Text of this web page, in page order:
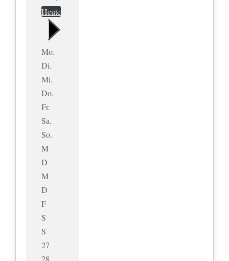
Heute
Mo.
Di.
Mi.
Do.
Fr.
Sa.
So.
M
D
M
D
F
S
S
27
28